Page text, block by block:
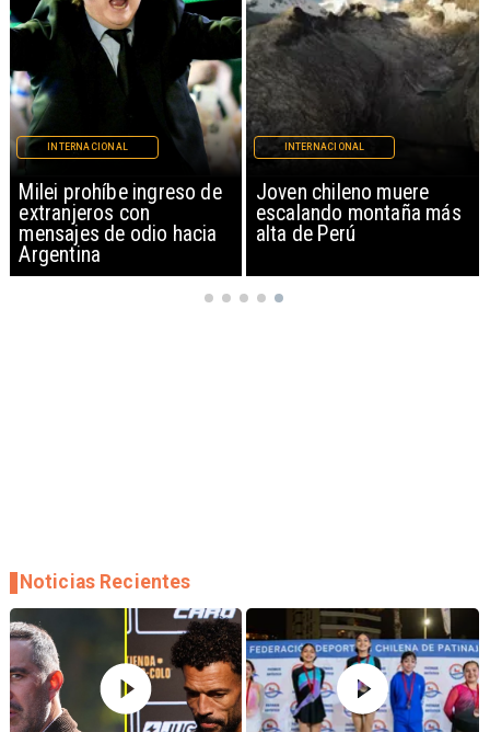
Milei prohíbe ingreso de
extranjeros con
mensajes de odio hacia
Argentina
INTERNACIONAL
Joven chileno muere
escalando montaña más
alta de Perú
INTERNACIONAL
Noticias Recientes